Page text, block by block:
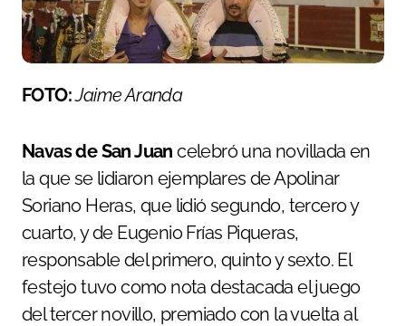
FOTO:Jaime Aranda
Navas de San Juan celebró una novillada en
la que se lidiaron ejemplares de Apolinar
Soriano Heras, que lidió segundo, tercero y
cuarto, y de Eugenio Frías Piqueras,
responsable del primero, quinto y sexto. El
festejo tuvo como nota destacada el juego
del tercer novillo, premiado con la vuelta al